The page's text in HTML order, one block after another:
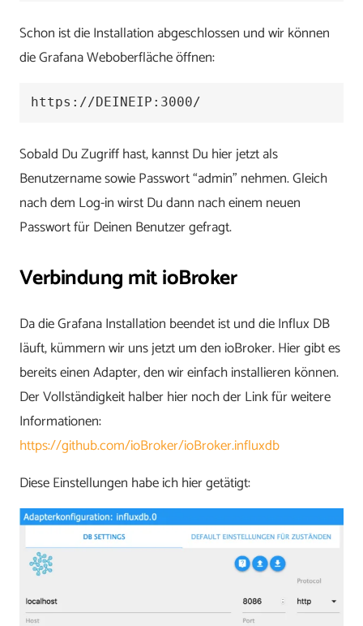
Schon ist die Installation abgeschlossen und wir können
die Grafana Weboberfläche öffnen:
https://DEINEIP:3000/
Sobald Du Zugriff hast, kannst Du hier jetzt als
Benutzername sowie Passwort “admin” nehmen. Gleich
nach dem Log-in wirst Du dann nach einem neuen
Passwort für Deinen Benutzer gefragt.
Verbindung mit ioBroker
Da die Grafana Installation beendet ist und die Influx DB
läuft, kümmern wir uns jetzt um den ioBroker. Hier gibt es
bereits einen Adapter, den wir einfach installieren können.
Der Vollständigkeit halber hier noch der Link für weitere
Informationen:
https://github.com/ioBroker/ioBroker.influxdb
Diese Einstellungen habe ich hier getätigt: